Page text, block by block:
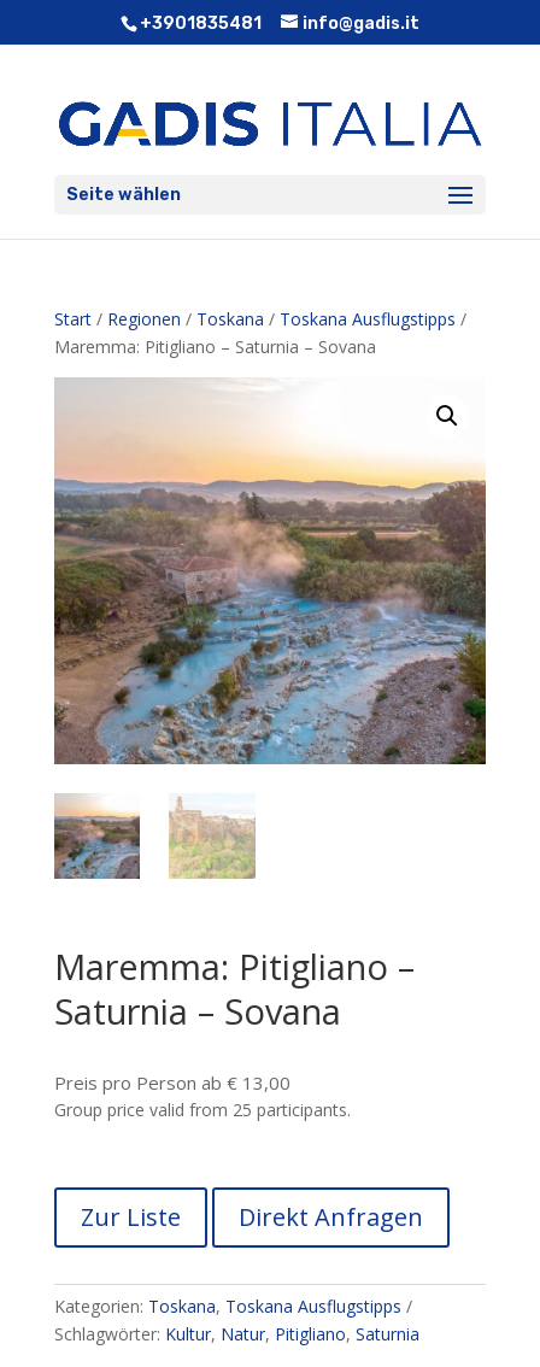
+3901835481 info@gadis.it
Seite wählen
Start/ Regionen / Toskana / Toskana Ausflugstipps /
Maremma: Pitigliano – Saturnia – Sovana
Maremma: Pitigliano –
Saturnia – Sovana
Preis pro Person ab € 13,00
Group price valid from 25 participants.
Zur Liste Direkt Anfragen
Kategorien: Toskana, Toskana Ausflugstipps
Schlagwörter: Kultur, Natur, Pitigliano, Saturnia